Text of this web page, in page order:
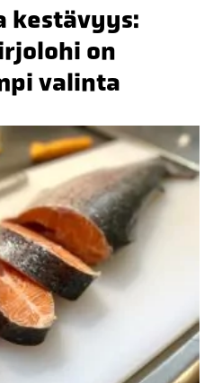
kestävyys:
on
valinta